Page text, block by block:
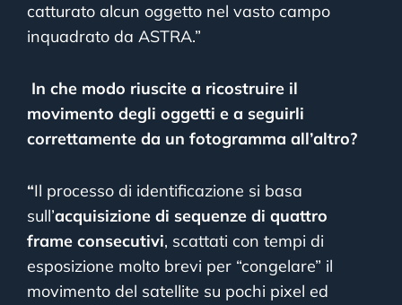
catturato alcun oggetto nel vasto campo
inquadrato da ASTRA.”
In che modo riuscite a ricostruire il
movimento degli oggetti e a seguirli
correttamente da un fotogramma all’altro?
“Il processo di identificazione si basa
sull’acquisizione di sequenze di quattro
frame consecutivi, scattati con tempi di
esposizione molto brevi per “congelare” il
movimento del satellite su pochi pixel ed